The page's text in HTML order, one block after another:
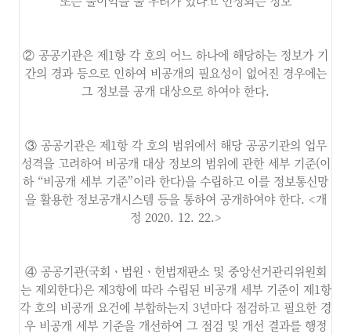
② 공공기관은 제1항 각 호의 어느 하나에 해당하는 정보가 기
간의 경과 등으로 인하여 비공개의 필요성이 없어진 경우에는
그 정보를 공개 대상으로 하여야 한다.
③ 공공기관은 제1항 각 호의 범위에서 해당 공공기관의 업무
성격을 고려하여 비공개 대상 정보의 범위에 관한 세부 기준(이
하 “비공개 세부 기준”이라 한다)을 수립하고 이를 정보통신망
을 활용한 정보공개시스템 등을 통하여 공개하여야 한다. <개
정 2020. 12. 22.>
④ 공공기관(국회ㆍ법원ㆍ헌법재판소 및 중앙선거관리위원회
는 제외한다)은 제3항에 따라 수립된 비공개 세부 기준이 제1항
각 호의 비공개 요건에 부합하는지 3년마다 점검하고 필요한 경
우 비공개 세부 기준을 개선하여 그 점검 및 개선 결과를 행정